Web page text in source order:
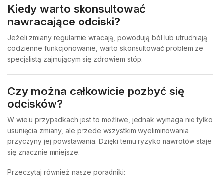
Kiedy warto skonsultować
nawracające odciski?
Jeżeli zmiany regularnie wracają, powodują ból lub utrudniają
codzienne funkcjonowanie, warto skonsultować problem ze
specjalistą zajmującym się zdrowiem stóp.
Czy można całkowicie pozbyć się
odcisków?
W wielu przypadkach jest to możliwe, jednak wymaga nie tylko
usunięcia zmiany, ale przede wszystkim wyeliminowania
przyczyny jej powstawania. Dzięki temu ryzyko nawrotów staje
się znacznie mniejsze.
Przeczytaj również nasze poradniki: